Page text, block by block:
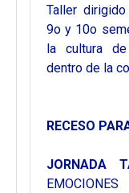
Taller
9o y 10o
la cultura de
dentro de la
RECESO
JORNADA
EMOCIONES